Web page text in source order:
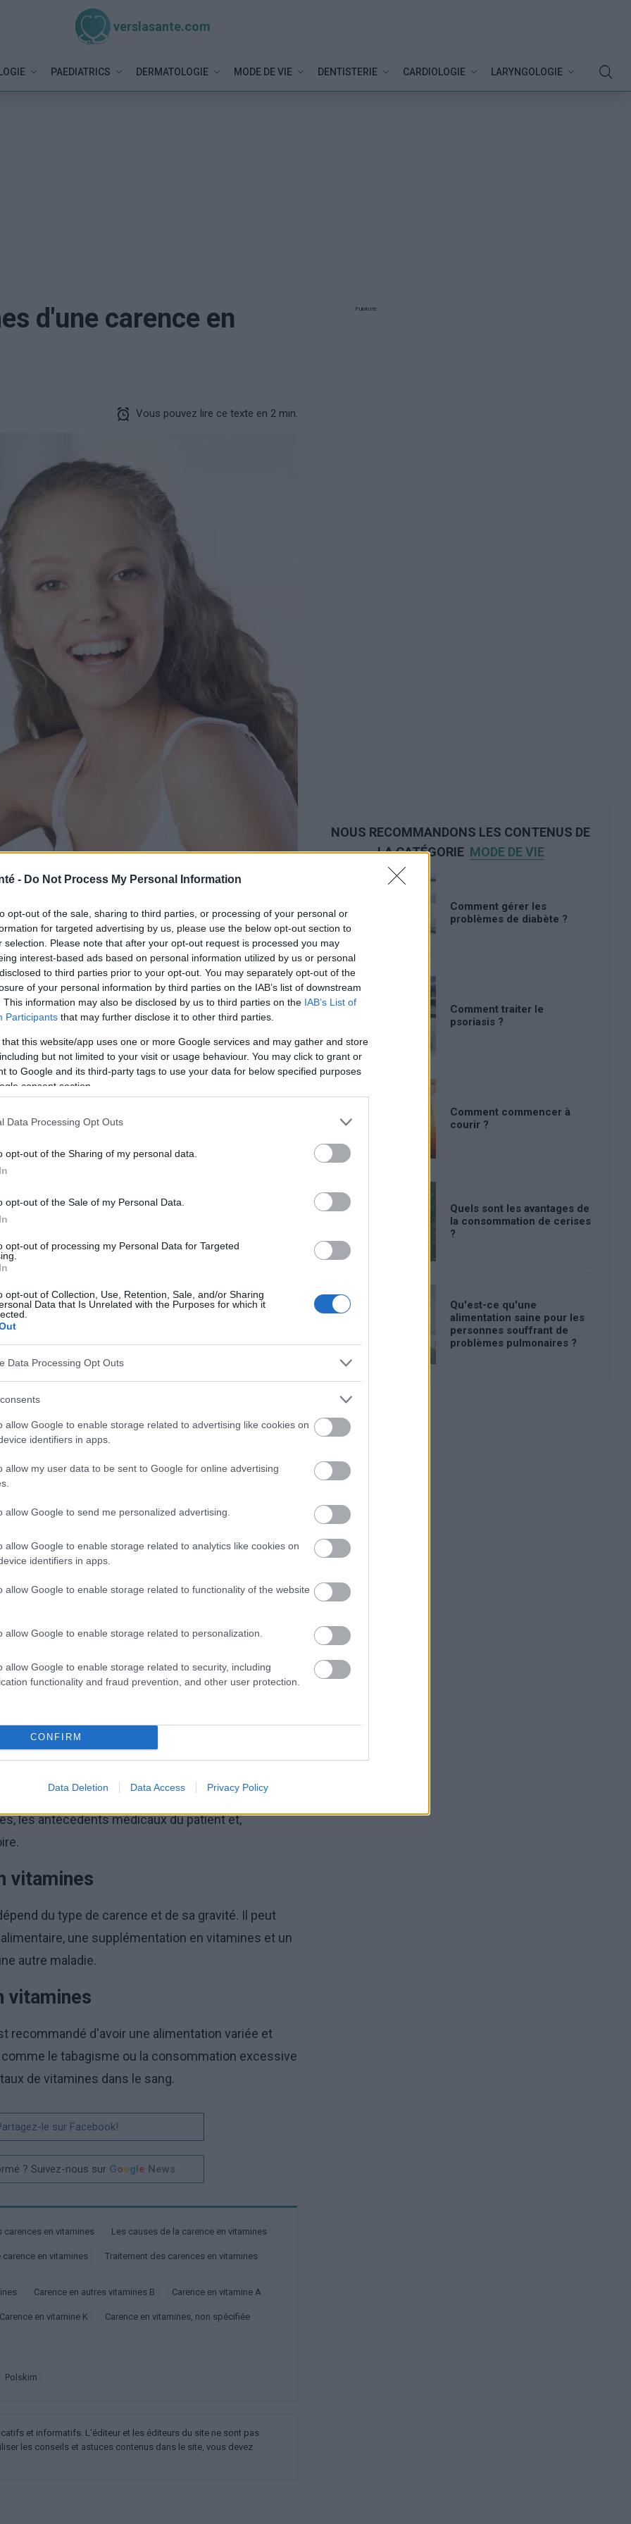
- Do Not Process My Personal Information
opt-out of the sale, sharing to third parties, or processing of your personal or
for targeted advertising by us, please use the below opt-out section to
selection. Please note that after your opt-out request is processed you may
interest-based ads based on personal information utilized by us or personal
to third parties prior to your opt-out. You may separately opt-out of the
of your personal information by third parties on the IAB’s list of downstream
This information may also be disclosed by us to third parties on the IAB’s List of
Participants that may further disclose it to other third parties.
that this website/app uses one or more Google services and may gather and store
but not limited to your visit or usage behaviour. You may click to grant or
to Google and its third-party tags to use your data for below specified purposes
consent section.
Data Processing Opt Outs
opt-out of the Sharing of my personal data.
opt-out of the Sale of my Personal Data.
opt-out of processing my Personal Data for Targeted
opt-out of Collection, Use, Retention, Sale, and/or Sharing
Data that Is Unrelated with the Purposes for which it
Data Processing Opt Outs
allow Google to enable storage related to advertising like cookies on
identifiers in apps.
allow my user data to be sent to Google for online advertising
allow Google to send me personalized advertising.
allow Google to enable storage related to analytics like cookies on
identifiers in apps.
allow Google to enable storage related to functionality of the website
allow Google to enable storage related to personalization.
allow Google to enable storage related to security, including
functionality and fraud prevention, and other user protection.
CONFIRM
Data Deletion Data Access Privacy Policy
verslasante.com
PAEDIATRICS DERMATOLOGIE MODE DE VIE DENTISTERIE CARDIOLOGIE LARYNGOLOGIE
d'une carence en
Vous pouvez lire ce texte en 2 min.
divers problèmes de santé. Dans cet article,
d'une carence en vitamines, quelles en sont les
l'organisme ne reçoit pas suffisamment de
Cela peut entraîner divers problèmes de
à diverses causes, telles qu'une alimentation
excessive d'alcool, le tabagisme ou
vitamines
peuvent être variés et dépendent de la vitamine
de problèmes de peau, de perte de cheveux,
affections.
être établi en testant les taux de vitamines dans le
les antécédents médicaux du patient et,
vitamines
du type de carence et de sa gravité. Il peut
une supplémentation en vitamines et un
autre maladie.
vitamines
recommandé d'avoir une alimentation variée et
le tabagisme ou la consommation excessive
de vitamines dans le sang.
le sur Facebook!
? Suivez-nous sur Google News
carences en vitamines Les causes de la carence en vitamines
carence en vitamines Traitement des carences en vitamines
Carence en autres vitamines B Carence en vitamine A
Carence en vitamine K Carence en vitamines, non spécifiée
polskim
et informatifs. L'éditeur et les éditeurs du site ne sont pas
les conseils et astuces contenus dans le site, vous devez
Publicité:
NOUS RECOMMANDONS LES CONTENUS DE
LA CATÉGORIE MODE DE VIE
Comment gérer les
problèmes de diabète ?
Comment traiter le
psoriasis ?
Comment commencer à
courir ?
Quels sont les avantages de
la consommation de cerises
?
Qu'est-ce qu'une
alimentation saine pour les
personnes souffrant de
problèmes pulmonaires ?
Publicité: